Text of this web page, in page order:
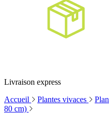
Livraison express
Accueil
Plantes vivaces
80 cm)